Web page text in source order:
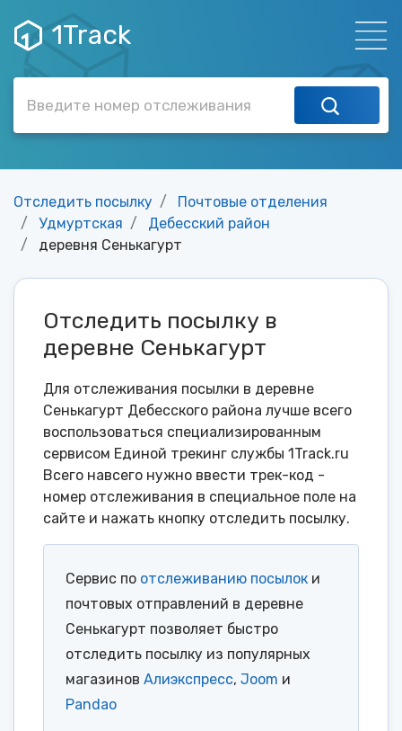
1Track
Отследить посылку
Почтовые отделения
Удмуртская
Дебесский район
деревня Сенькагурт
Отследить посылку в
деревне Сенькагурт
Для отслеживания посылки в деревне
Сенькагурт Дебесского района лучше всего
воспользоваться специализированным
сервисом Единой трекинг службы 1Track.ru
Всего навсего нужно ввести трек-код -
номер отслеживания в специальное поле на
сайте и нажать кнопку отследить посылку.
Сервис по отслеживанию посылок и
почтовых отправлений в деревне
Сенькагурт позволяет быстро
отследить посылку из популярных
магазинов Алиэкспресс, Joom и
Pandao